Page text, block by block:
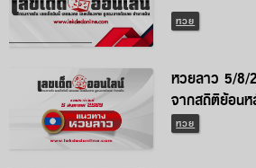
หวย
หวยลาว 5/8/
จากสถิติย้อน
หวย